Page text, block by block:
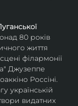
80 років
життя
філармонії
Джузеппе
Россіні.
українській
видатних